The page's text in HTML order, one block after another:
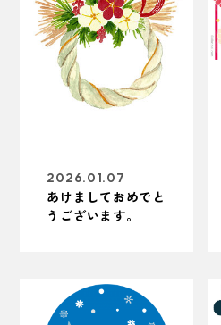
2026.01.07
あけましておめでと
うございます。